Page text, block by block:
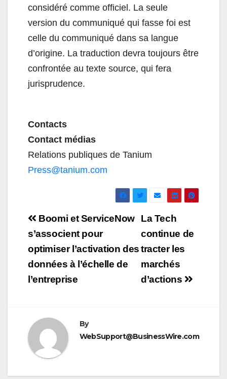
considéré comme officiel. La seule
version du communiqué qui fasse foi est
celle du communiqué dans sa langue
d’origine. La traduction devra toujours être
confrontée au texte source, qui fera
jurisprudence.
Contacts
Contact médias
Relations publiques de Tanium
Press@tanium.com
Navigation
de
l’article
La Tech
continue de
tracter les
marchés
d’actions
Boomi et ServiceNow
s’associent pour
optimiser l’activation des
données à l’échelle de
l’entreprise
By
WebSupport@BusinessWire.com